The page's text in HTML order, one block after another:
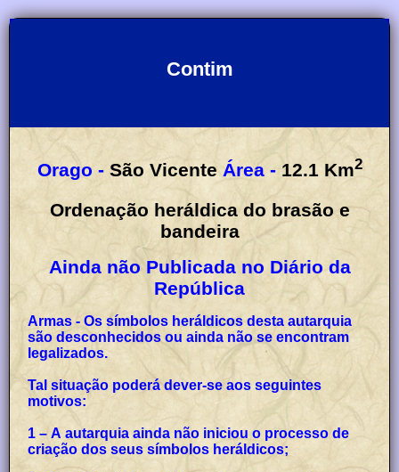
Contim
Orago - São Vicente Área - 12.1 Km2
Ordenação heráldica do brasão e
bandeira
Ainda não Publicada no Diário da
República
Armas - Os símbolos heráldicos desta autarquia
são desconhecidos ou ainda não se encontram
legalizados.
Tal situação poderá dever-se aos seguintes
motivos:
1 – A autarquia ainda não iniciou o processo de
criação dos seus símbolos heráldicos;